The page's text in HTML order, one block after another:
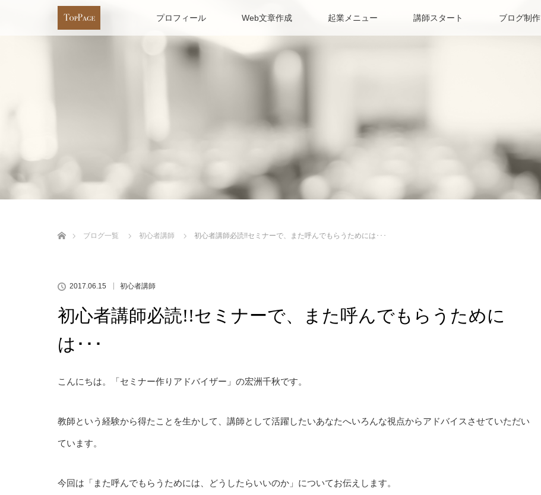
プロフィール Web文章作成 起業メニュー 講師スタート ブログ制作
ブログ一覧
初心者講師 初心者講師必読!!セミナーで、また呼んでもらうためには･･･
2017.06.15 初心者講師
初心者講師必読!!セミナーで、また呼んでもらうために
は･･･
こんにちは。「セミナー作りアドバイザー」の宏洲千秋です。
教師という経験から得たことを生かして、講師として活躍したいあなたへいろんな視点からアドバイスさせていただい
ています。
今回は「また呼んでもらうためには、どうしたらいいのか」についてお伝えします。